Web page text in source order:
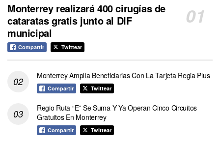
Monterrey realizará 400 cirugías de
cataratas gratis junto al DIF
municipal
Compartir Twittear
Monterrey Amplía Beneficiarias Con La Tarjeta Regia Plus
Compartir Twittear
Regio Ruta “E” Se Suma Y Ya Operan Cinco Circuitos
Gratuitos En Monterrey
Compartir Twittear